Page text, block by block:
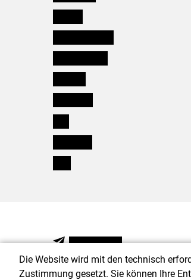
NEWSLETTER
Die Website wird mit den technisch
Zustimmung gesetzt. Sie können Ihre